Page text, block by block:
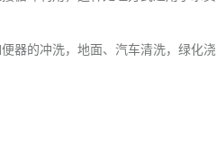
器的冲洗，地面、汽车清洗，绿化浇